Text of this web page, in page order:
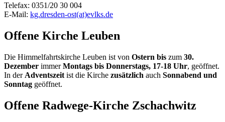
Telefax: 0351/20 30 004
E-Mail: kg.dresden-ost(at)evlks.de
Offene Kirche Leuben
Die Himmelfahrtskirche Leuben ist von Ostern bis zum 30.
Dezember immerMontags bis Donnerstags, 17-18 Uhr, geöffnet.
In der Adventszeit ist die Kirche zusätzlich auch Sonnabend und
Sonntag geöffnet.
Offene Radwege-Kirche Zschachwitz